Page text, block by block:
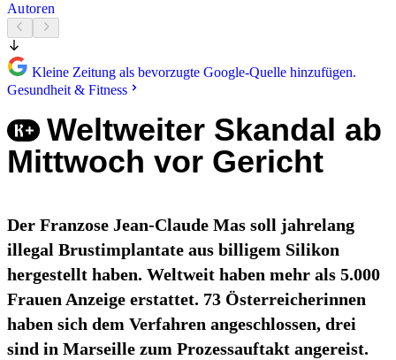
Autoren
Kleine Zeitung als bevorzugte Google-Quelle hinzufügen.
Gesundheit & Fitness
Weltweiter Skandal ab
Mittwoch vor Gericht
Der Franzose Jean-Claude Mas soll jahrelang
illegal Brustimplantate aus billigem Silikon
hergestellt haben. Weltweit haben mehr als 5.000
Frauen Anzeige erstattet. 73 Österreicherinnen
haben sich dem Verfahren angeschlossen, drei
sind in Marseille zum Prozessauftakt angereist.